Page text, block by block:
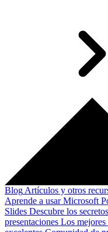
Blog Artículos y otros
Aprende a usar Microsoft
Slides Descubre los
presentaciones Los mejores